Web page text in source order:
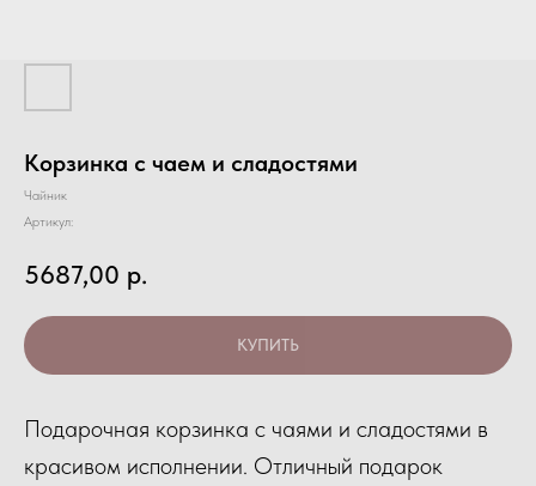
Корзинка с чаем и сладостями
Чайник
Артикул:
5687,00 р.
КУПИТЬ
Подарочная корзинка с чаями и сладостями в
красивом исполнении. Отличный подарок